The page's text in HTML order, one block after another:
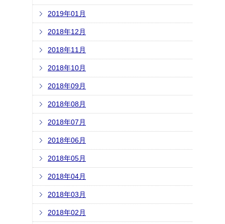
2019年01月
2018年12月
2018年11月
2018年10月
2018年09月
2018年08月
2018年07月
2018年06月
2018年05月
2018年04月
2018年03月
2018年02月